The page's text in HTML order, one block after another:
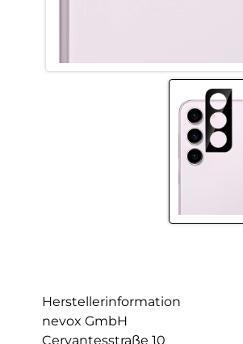
Herstellerinformation
nevox GmbH
Cervantesstraße 10